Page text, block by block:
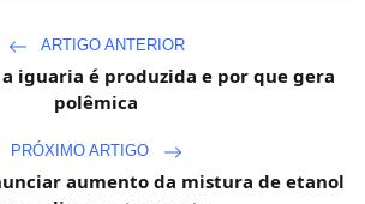
ARTIGO ANTERIOR
a iguaria é produzida e por que gera
polêmica
PRÓXIMO ARTIGO
aumento da mistura de etanol